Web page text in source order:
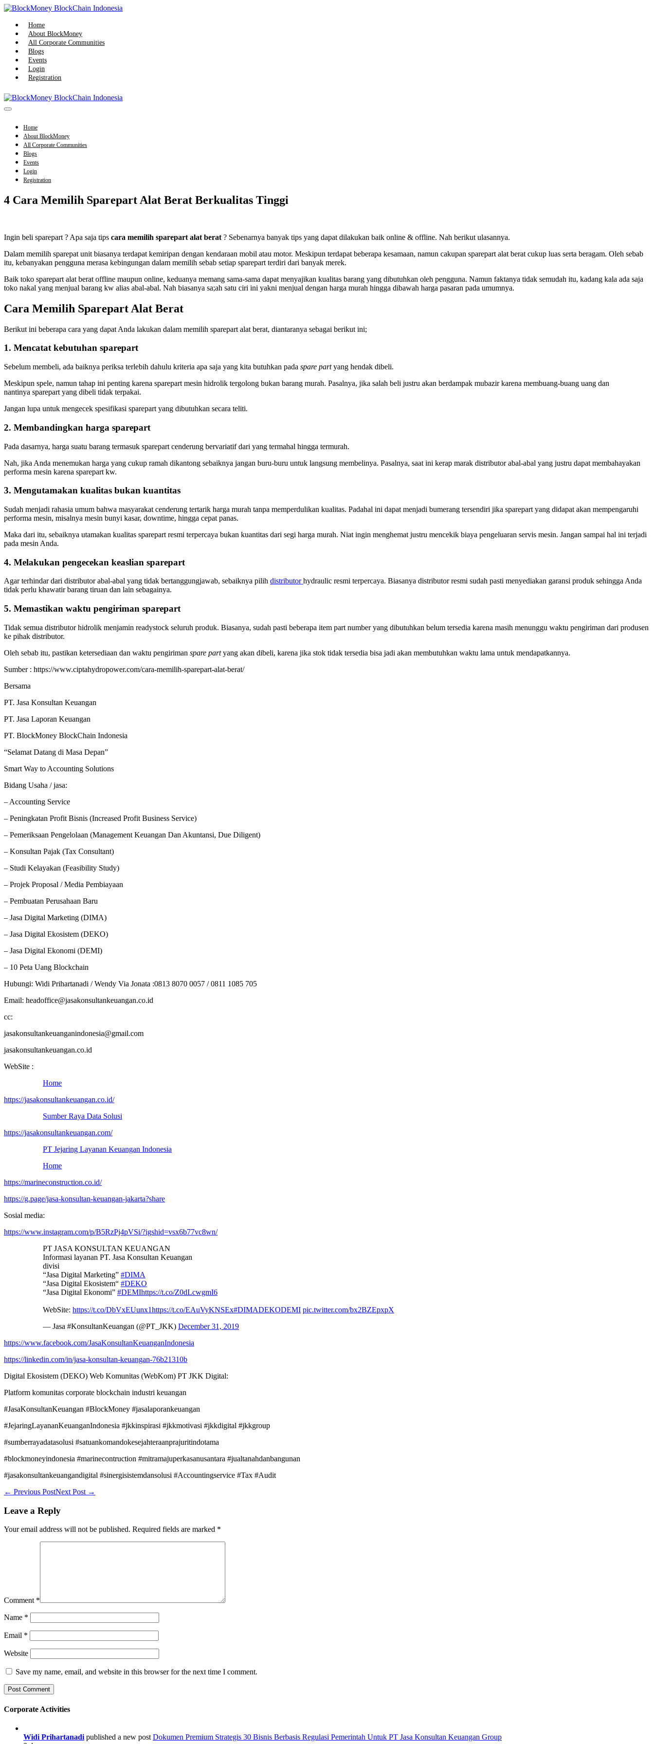
Skip
content
Home
About BlockMoney
All Corporate Communities
Blogs
Events
Login
Registration
Menu
Home
About BlockMoney
All Corporate Communities
Blogs
Events
Login
Registration
4 Cara Memilih Sparepart Alat Berat Berkualitas Tinggi
Ingin beli sparepart ? Apa saja tips cara memilih sparepart alat berat ? Sebenarnya banyak tips yang dapat dilakukan baik online & offline. Nah berikut ulasannya.
Dalam memilih sparepat unit biasanya terdapat kemiripan dengan kendaraan mobil atau motor. Meskipun terdapat beberapa kesamaan, namun cakupan sparepart alat berat cukup luas serta beragam. Oleh sebab
itu, kebanyakan pengguna merasa kebingungan dalam memilih sebab setiap sparepart terdiri dari banyak merek.
Baik toko sparepart alat berat offline maupun online, keduanya memang sama-sama dapat menyajikan kualitas barang yang dibutuhkan oleh pengguna. Namun faktanya tidak semudah itu, kadang kala ada saja
toko nakal yang menjual barang kw alias abal-abal. Nah biasanya sa;ah satu ciri ini yakni menjual dengan harga murah hingga dibawah harga pasaran pada umumnya.
Cara Memilih Sparepart Alat Berat
Berikut ini beberapa cara yang dapat Anda lakukan dalam memilih sparepart alat berat, diantaranya sebagai berikut ini;
1. Mencatat kebutuhan sparepart
Sebelum membeli, ada baiknya periksa terlebih dahulu kriteria apa saja yang kita butuhkan pada spare partyang hendak dibeli.
Meskipun spele, namun tahap ini penting karena sparepart mesin hidrolik tergolong bukan barang murah. Pasalnya, jika salah beli justru akan berdampak mubazir karena membuang-buang uang dan
nantinya sparepart yang dibeli tidak terpakai.
Jangan lupa untuk mengecek spesifikasi sparepart yang dibutuhkan secara teliti.
2. Membandingkan harga sparepart
Pada dasarnya, harga suatu barang termasuk sparepart cenderung bervariatif dari yang termahal hingga termurah.
Nah, jika Anda menemukan harga yang cukup ramah dikantong sebaiknya jangan buru-buru untuk langsung membelinya. Pasalnya, saat ini kerap marak distributor abal-abal yang justru dapat membahayakan
performa mesin karena sparepart kw.
3. Mengutamakan kualitas bukan kuantitas
Sudah menjadi rahasia umum bahwa masyarakat cenderung tertarik harga murah tanpa memperdulikan kualitas. Padahal ini dapat menjadi bumerang tersendiri jika sparepart yang didapat akan mempengaruhi
performa mesin, misalnya mesin bunyi kasar, downtime, hingga cepat panas.
Maka dari itu, sebaiknya utamakan kualitas sparepart resmi terpercaya bukan kuantitas dari segi harga murah. Niat ingin menghemat justru mencekik biaya pengeluaran servis mesin. Jangan sampai hal ini terjadi
pada mesin Anda.
4. Melakukan pengecekan keaslian sparepart
Agar terhindar dari distributor abal-abal yang tidak bertanggungjawab, sebaiknya pilih distributorhydraulic resmi terpercaya. Biasanya distributor resmi sudah pasti menyediakan garansi produk sehingga Anda
tidak perlu khawatir barang tiruan dan lain sebagainya.
5. Memastikan waktu pengiriman sparepart
Tidak semua distributor hidrolik menjamin readystock seluruh produk. Biasanya, sudah pasti beberapa item part number yang dibutuhkan belum tersedia karena masih menunggu waktu pengiriman dari produsen
ke pihak distributor.
Oleh sebab itu, pastikan ketersediaan dan waktu pengiriman spare partyang akan dibeli, karena jika stok tidak tersedia bisa jadi akan membutuhkan waktu lama untuk mendapatkannya.
Sumber : https://www.ciptahydropower.com/cara-memilih-sparepart-alat-berat/
Bersama
PT. Jasa Konsultan Keuangan
PT. Jasa Laporan Keuangan
PT. BlockMoney BlockChain Indonesia
“Selamat Datang di Masa Depan”
Smart Way to Accounting Solutions
Bidang Usaha / jasa:
– Accounting Service
– Peningkatan Profit Bisnis (Increased Profit Business Service)
– Pemeriksaan Pengelolaan (Management Keuangan Dan Akuntansi, Due Diligent)
– Konsultan Pajak (Tax Consultant)
– Studi Kelayakan (Feasibility Study)
– Projek Proposal / Media Pembiayaan
– Pembuatan Perusahaan Baru
– Jasa Digital Marketing (DIMA)
– Jasa Digital Ekosistem (DEKO)
– Jasa Digital Ekonomi (DEMI)
– 10 Peta Uang Blockchain
Hubungi: Widi Prihartanadi / Wendy Via Jonata :0813 8070 0057 / 0811 1085 705
Email: headoffice@jasakonsultankeuangan.co.id
cc:
jasakonsultankeuanganindonesia@gmail.com
jasakonsultankeuangan.co.id
WebSite :
Home
https://jasakonsultankeuangan.co.id/
Sumber Raya Data Solusi
https://jasakonsultankeuangan.com/
PT Jejaring Layanan Keuangan Indonesia
Home
https://marineconstruction.co.id/
https://g.page/jasa-konsultan-keuangan-jakarta?share
Sosial media:
https://www.instagram.com/p/B5RzPj4pVSi/?igshid=vsx6b77vc8wn/
PT JASA KONSULTAN KEUANGAN
Informasi layanan PT. Jasa Konsultan Keuangan
divisi
“Jasa Digital Marketing” #DIMA
“Jasa Digital Ekosistem“ #DEKO
“Jasa Digital Ekonomi” #DEMIhttps://t.co/Z0dLcwgmI6
WebSite: https://t.co/DbVxEUunx1https://t.co/EAuVyKNSEx#DIMADEKODEMI pic.twitter.com/bx2BZEpxpX
— Jasa #KonsultanKeuangan (@PT_JKK) December 31, 2019
https://www.facebook.com/JasaKonsultanKeuanganIndonesia
https://linkedin.com/in/jasa-konsultan-keuangan-76b21310b
Digital Ekosistem (DEKO) Web Komunitas (WebKom) PT JKK Digital:
Platform komunitas corporate blockchain industri keuangan
#JasaKonsultanKeuangan #BlockMoney #jasalaporankeuangan
#JejaringLayananKeuanganIndonesia #jkkinspirasi #jkkmotivasi #jkkdigital #jkkgroup
#sumberrayadatasolusi #satuankomandokesejahteraanprajuritindotama
#blockmoneyindonesia #marinecontruction #mitramajuperkasanusantara #jualtanahdanbangunan
#jasakonsultankeuangandigital #sinergisistemdansolusi #Accountingservice #Tax #Audit
Post
← Previous PostNext Post →
Leave a Reply
Your email address will not be published. Required fields are marked *
Comment *
Name *
Email *
Website
Save my name, email, and website in this browser for the next time I comment.
Corporate Activities
Widi Prihartanadi published a new post Dokumen Premium Strategis 30 Bisnis Berbasis Regulasi Pemerintah Untuk PT Jasa Konsultan Keuangan Group